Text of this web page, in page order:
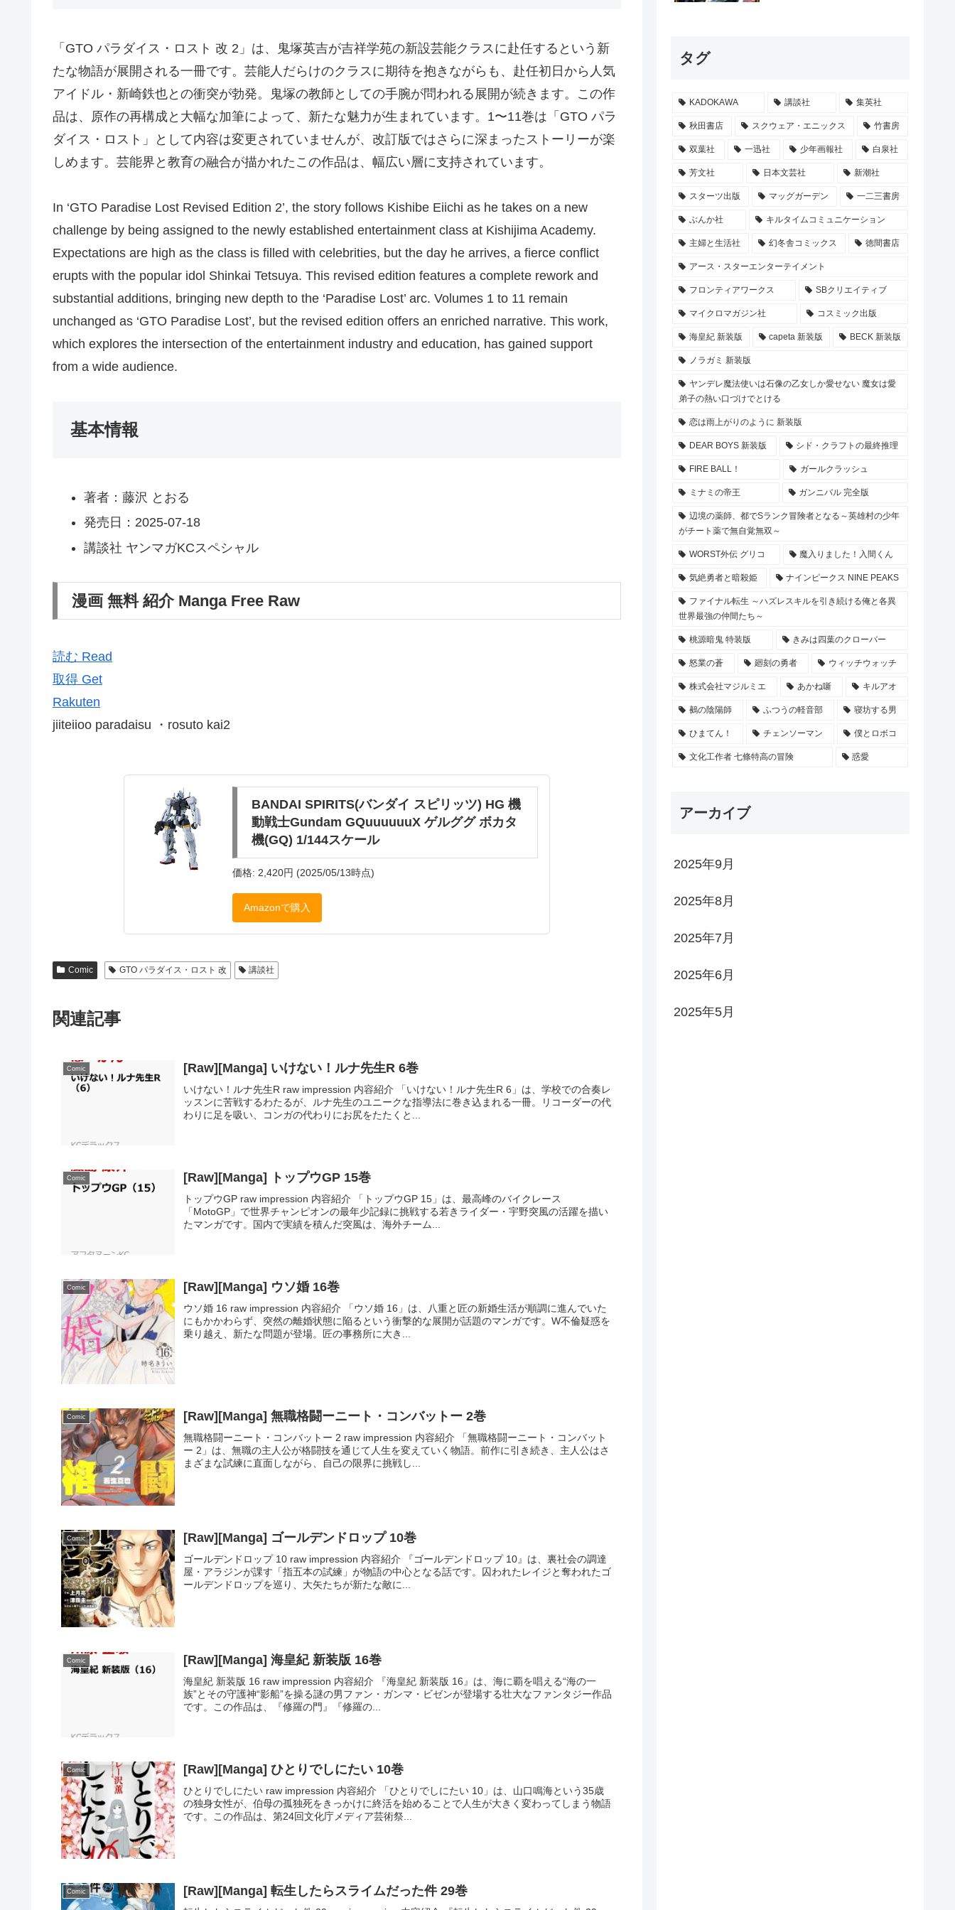
「GTO パラダイス・ロスト 改 2」は、鬼塚英吉が吉祥学苑の新設芸能クラスに赴任するという新
たな物語が展開される一冊です。芸能人だらけのクラスに期待を抱きながらも、赴任初日から人気
アイドル・新崎鉄也との衝突が勃発。鬼塚の教師としての手腕が問われる展開が続きます。この作
品は、原作の再構成と大幅な加筆によって、新たな魅力が生まれています。1〜11巻は「GTO パラ
ダイス・ロスト」として内容は変更されていませんが、改訂版ではさらに深まったストーリーが楽
しめます。芸能界と教育の融合が描かれたこの作品は、幅広い層に支持されています。
In ‘GTO Paradise Lost Revised Edition 2’, the story follows Kishibe Eiichi as he takes on a new
challenge by being assigned to the newly established entertainment class at Kishijima Academy.
Expectations are high as the class is filled with celebrities, but the day he arrives, a fierce conflict
erupts with the popular idol Shinkai Tetsuya. This revised edition features a complete rework and
substantial additions, bringing new depth to the ‘Paradise Lost’ arc. Volumes 1 to 11 remain
unchanged as ‘GTO Paradise Lost’, but the revised edition offers an enriched narrative. This work,
which explores the intersection of the entertainment industry and education, has gained support
from a wide audience.
基本情報
著者：藤沢 とおる
発売日：2025-07-18
講談社 ヤンマガKCスペシャル
漫画 無料 紹介 Manga Free Raw
読む Read
取得 Get
Rakuten
jiiteiioo paradaisu ・rosuto kai2
BANDAI SPIRITS(バンダイ スピリッツ) HG 機
動戦士Gundam GQuuuuuuX ゲルググ ボカタ
機(GQ) 1/144スケール
価格: 2,420円 (2025/05/13時点)
Amazonで購入
Comic GTO パラダイス・ロスト 改 講談社
関連記事
Comic [Raw][Manga] いけない！ルナ先生R 6巻
いけない！ルナ先生R raw impression 内容紹介 「いけない！ルナ先生R 6」は、学校での合奏レ
ッスンに苦戦するわたるが、ルナ先生のユニークな指導法に巻き込まれる一冊。リコーダーの代
わりに足を吸い、コンガの代わりにお尻をたたくと...
Comic [Raw][Manga] トップウGP 15巻
トップウGP raw impression 内容紹介 「トップウGP 15」は、最高峰のバイクレース
「MotoGP」で世界チャンピオンの最年少記録に挑戦する若きライダー・宇野突風の活躍を描い
たマンガです。国内で実績を積んだ突風は、海外チーム...
Comic [Raw][Manga] ウソ婚 16巻
ウソ婚 16 raw impression 内容紹介 「ウソ婚 16」は、八重と匠の新婚生活が順調に進んでいた
にもかかわらず、突然の離婚状態に陥るという衝撃的な展開が話題のマンガです。W不倫疑惑を
乗り越え、新たな問題が登場。匠の事務所に大き...
Comic [Raw][Manga] 無職格闘ーニート・コンバットー 2巻
無職格闘ーニート・コンバットー 2 raw impression 内容紹介 「無職格闘ーニート・コンバット
ー 2」は、無職の主人公が格闘技を通じて人生を変えていく物語。前作に引き続き、主人公はさ
まざまな試練に直面しながら、自己の限界に挑戦し...
Comic [Raw][Manga] ゴールデンドロップ 10巻
ゴールデンドロップ 10 raw impression 内容紹介 『ゴールデンドロップ 10』は、裏社会の調達
屋・アラジンが課す「指五本の試練」が物語の中心となる話です。囚われたレイジと奪われたゴ
ールデンドロップを巡り、大矢たちが新たな敵に...
Comic [Raw][Manga] 海皇紀 新装版 16巻
海皇紀 新装版 16 raw impression 内容紹介 『海皇紀 新装版 16』は、海に覇を唱える“海の一
族”とその守護神“影船”を操る謎の男ファン・ガンマ・ビゼンが登場する壮大なファンタジー作品
です。この作品は、『修羅の門』『修羅の...
Comic [Raw][Manga] ひとりでしにたい 10巻
ひとりでしにたい raw impression 内容紹介 「ひとりでしにたい 10」は、山口鳴海という35歳
の独身女性が、伯母の孤独死をきっかけに終活を始めることで人生が大きく変わってしまう物語
です。この作品は、第24回文化庁メディア芸術祭...
Comic [Raw][Manga] 転生したらスライムだった件 29巻
タグ
KADOKAWA 講談社 集英社
秋田書店 スクウェア・エニックス 竹書房
双葉社 一迅社 少年画報社 白泉社
芳文社 日本文芸社 新潮社
スターツ出版 マッグガーデン 一二三書房
ぶんか社 キルタイムコミュニケーション
主婦と生活社 幻冬舎コミックス 徳間書店
アース・スターエンターテイメント
フロンティアワークス SBクリエイティブ
マイクロマガジン社 コスミック出版
海皇紀 新装版 capeta 新装版 BECK 新装版
ノラガミ 新装版
ヤンデレ魔法使いは石像の乙女しか愛せない 魔女は愛
弟子の熱い口づけでとける
恋は雨上がりのように 新装版
DEAR BOYS 新装版 シド・クラフトの最終推理
FIRE BALL！ ガールクラッシュ
ミナミの帝王 ガンニバル 完全版
辺境の薬師、都でSランク冒険者となる～英雄村の少年
がチート薬で無自覚無双～
WORST外伝 グリコ 魔入りました！入間くん
気絶勇者と暗殺姫 ナインピークス NINE PEAKS
ファイナル転生 ～ハズレスキルを引き続ける俺と各異
世界最強の仲間たち～
桃源暗鬼 特装版 きみは四葉のクローバー
怒業の蒼 廻刻の勇者 ウィッチウォッチ
株式会社マジルミエ あかね噺 キルアオ
鵺の陰陽師 ふつうの軽音部 寝坊する男
ひまてん！ チェンソーマン 僕とロボコ
文化工作者 七條特高の冒険 惑愛
アーカイブ
2025年9月
2025年8月
2025年7月
2025年6月
2025年5月